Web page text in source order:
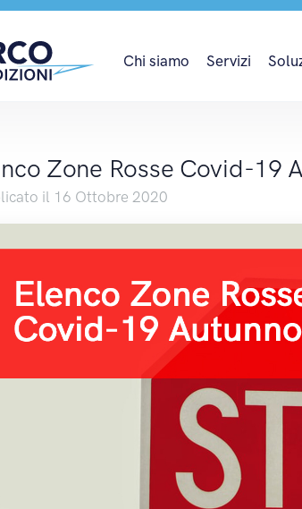
Chi siamo Servizi
Rosse Covid-
Zone Rosse Covid-19
il 16 Ottobre 2020